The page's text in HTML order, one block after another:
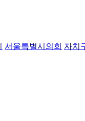
서울특별시의회 자치